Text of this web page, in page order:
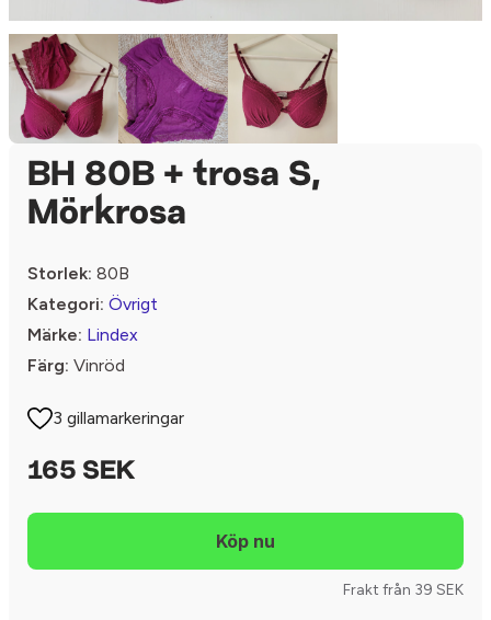
BH 80B + trosa S,
Mörkrosa
Storlek: 80B
Kategori: Övrigt
Märke: Lindex
Färg: Vinröd
3 gillamarkeringar
165 SEK
Frakt från 39 SEK